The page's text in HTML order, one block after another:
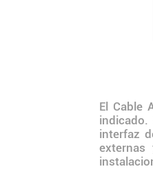
El Cable
indicado.
interfaz
externas